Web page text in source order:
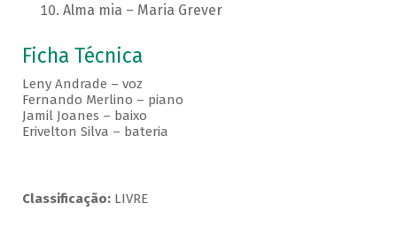
Alma mia – Maria Grever
Ficha Técnica
Leny Andrade – voz
Fernando Merlino – piano
Jamil Joanes – baixo
Erivelton Silva – bateria
Classificação: LIVRE